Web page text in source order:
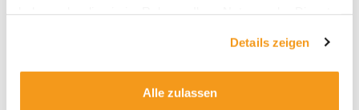
Details zeigen
Alle zulassen